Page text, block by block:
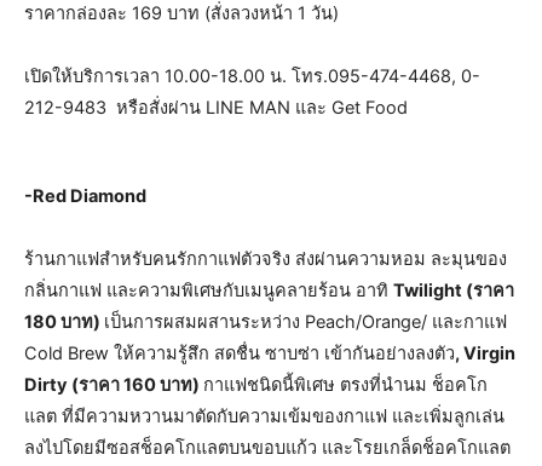
ราคากล่องละ 169 บาท (สั่งลวงหน้า 1 วัน)
เปิดให้บริการเวลา 10.00-18.00 น. โทร.095-474-4468, 0-
212-9483 หรือสั่งผ่าน LINE MAN และ Get Food
-Red Diamond
ร้านกาแฟสำหรับคนรักกาแฟตัวจริง ส่งผ่านความหอม ละมุนของ
กลิ่นกาแฟ และความพิเศษกับเมนูคลายร้อน อาทิ Twilight (ราคา
180 บาท) เป็นการผสมผสานระหว่าง Peach/Orange/ และกาแฟ
Cold Brew ให้ความรู้สึก สดชื่น ซาบซ่า เข้ากันอย่างลงตัว, Virgin
Dirty (ราคา 160 บาท) กาแฟชนิดนี้พิเศษ ตรงที่นำนม ช็อคโก
แลต ที่มีความหวานมาตัดกับความเข้มของกาแฟ และเพิ่มลูกเล่น
ลงไปโดยมีซอสช็อคโกแลตบนขอบแก้ว และโรยเกล็ดช็อคโกแลต